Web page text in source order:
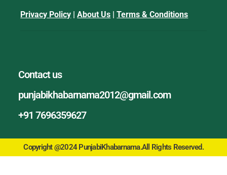
Privacy Policy |About Us |Terms & Conditions
Contact us
punjabikhabarnama2012@gmail.com
+91 7696359627
Copyright @2024 PunjabiKhabarnama.All Rights Reserved.